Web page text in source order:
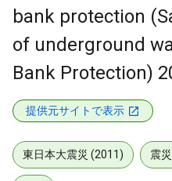
bank protection
of underground
Bank Protection)
提供元サイトで表示
東日本大震災 (2011) 震